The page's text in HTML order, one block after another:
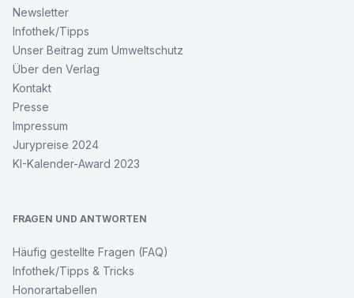
Newsletter
Infothek/Tipps
Unser Beitrag zum Umweltschutz
Über den Verlag
Kontakt
Presse
Impressum
Jurypreise 2024
KI-Kalender-Award 2023
FRAGEN UND ANTWORTEN
Häufig gestellte Fragen (FAQ)
Infothek/Tipps & Tricks
Honorartabellen